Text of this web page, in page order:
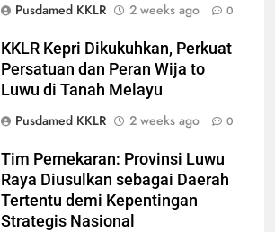
Pusdamed KKLR
2 weeks ago 0
KKLR Kepri Dikukuhkan, Perkuat
Persatuan dan Peran Wija to
Luwu di Tanah Melayu
Pusdamed KKLR
2 weeks ago 0
Tim Pemekaran: Provinsi Luwu
Raya Diusulkan sebagai Daerah
Tertentu demi Kepentingan
Strategis Nasional